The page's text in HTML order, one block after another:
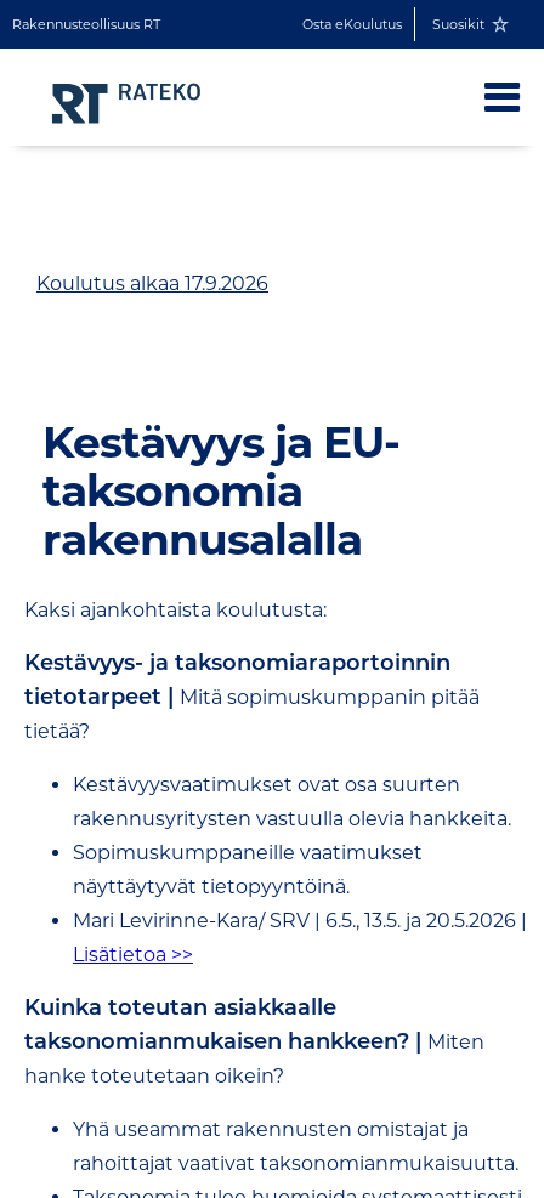
Rakennusteollisuus RT Osta eKoulutus Suosikit
Kestävyys ja EU-
taksonomia
rakennusalalla
Kaksi ajankohtaista koulutusta:
Kestävyys- ja taksonomiaraportoinnin
tietotarpeet |
Mitä sopimuskumppanin pitää
tietää?
Kestävyysvaatimukset ovat osa suurten
rakennusyritysten vastuulla olevia hankkeita.
Sopimuskumppaneille vaatimukset
näyttäytyvät tietopyyntöinä.
Mari Levirinne-Kara/ SRV | 6.5., 13.5. ja 20.5.2026 |
Lisätietoa >>
Kuinka toteutan asiakkaalle
taksonomianmukaisen hankkeen? |
Miten
hanke toteutetaan oikein?
Yhä useammat rakennusten omistajat ja
rahoittajat vaativat taksonomianmukaisuutta.
Koulutus alkaa 17.9.2026